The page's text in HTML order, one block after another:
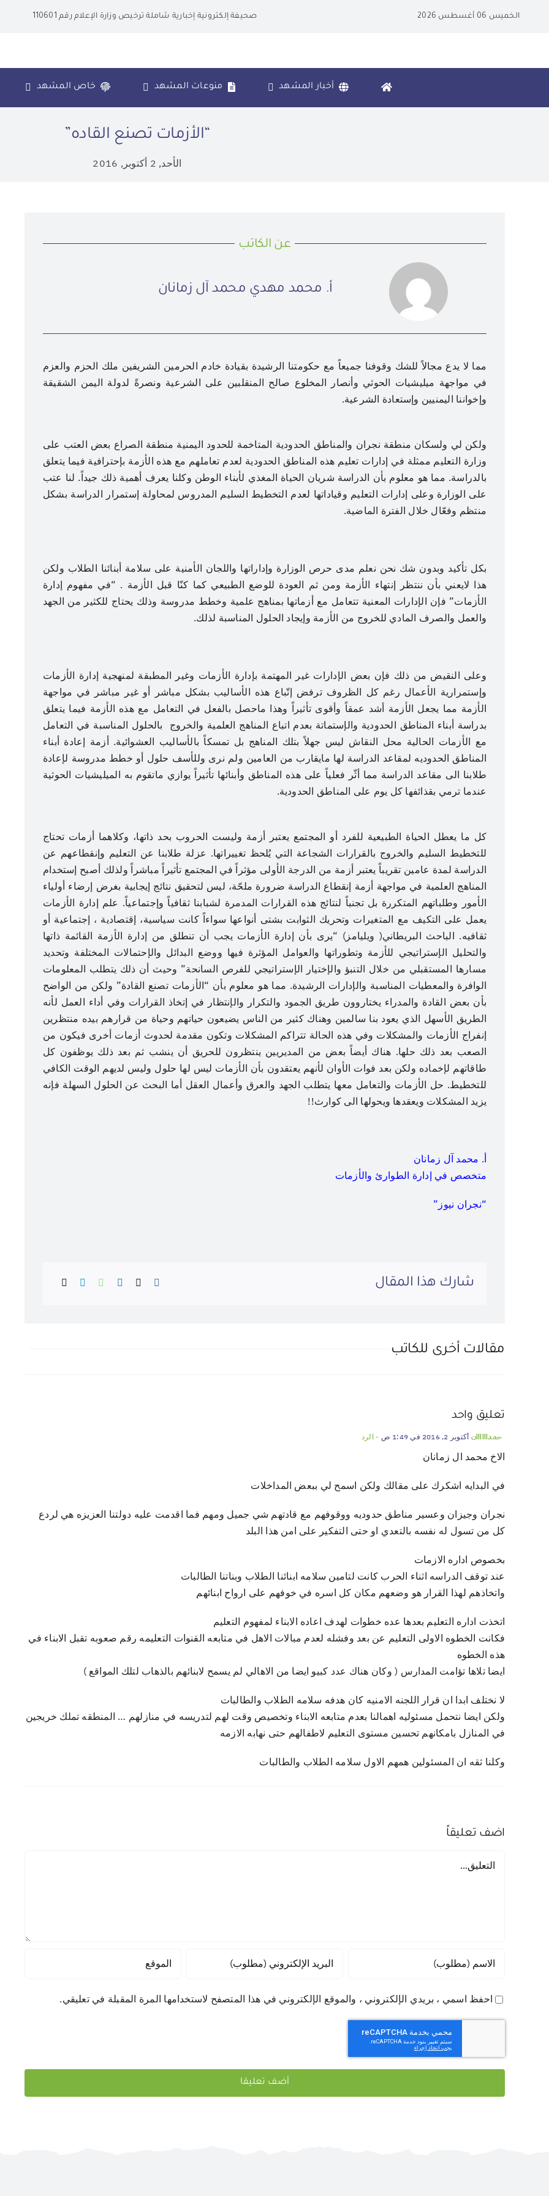
الخميس 06 أغسطس 2026 صحيفة إلكترونية إخبارية شاملة ترخيص وزارة الإعلام رقم 110601
أخبار المشهد منوعات المشهد خاص المشهد
“الأزمات تصنع القاده”
الأحد, 2 أكتوبر, 2016
عن الكاتب
أ. محمد مهدي محمد آل زمانان
مما لا يدع مجالاً للشك وقوفنا جميعاً مع حكومتنا الرشيدة بقيادة خادم الحرمين الشريفين ملك الحزم والعزم
في مواجهة ميليشيات الحوثي وأنصار المخلوع صالح المنقلبين على الشرعية ونصرةً لدولة اليمن الشقيقة
وإخواننا اليمنيين وإستعادة الشرعية.
ولكن لي ولسكان منطقة نجران والمناطق الحدودية المتاخمة للحدود اليمنية منطقة الصراع بعض العتب على
وزارة التعليم ممثلة في إدارات تعليم هذه المناطق الحدودية لعدم تعاملهم مع هذه الأزمة بإحترافية فيما يتعلق
بالدراسة. مما هو معلوم بأن الدراسة شريان الحياة المغذي لأبناء الوطن وكلنا يعرف أهمية ذلك جيداً. لنا عتب
على الوزارة وعلى إدارات التعليم وقياداتها لعدم التخطيط السليم المدروس لمحاولة إستمرار الدراسة بشكل
منتظم وفعّال خلال الفترة الماضية.
بكل تأكيد وبدون شك نحن نعلم مدى حرص الوزارة وإداراتها واللجان الأمنية على سلامة أبنائنا الطلاب ولكن
هذا لايعني بأن ننتظر إنتهاء الأزمة ومن ثم العودة للوضع الطبيعي كما كنّا قبل الأزمة . “في مفهوم إدارة
الأزمات” فإن الإدارات المعنية تتعامل مع أزماتها بمناهج علمية وخطط مدروسة وذلك يحتاج للكثير من الجهد
والعمل والصرف المادي للخروج من الأزمة وإيجاد الحلول المناسبة لذلك.
وعلى النقيض من ذلك فإن بعض الإدارات غير المهتمة بإدارة الأزمات وغير المطبقة لمنهجية إدارة الأزمات
وإستمرارية الأعمال رغم كل الظروف ترفض إتّباع هذه الأساليب بشكل مباشر أو غير مباشر في مواجهة
الأزمة مما يجعل الأزمة أشد عمقاً وأقوى تأثيراً وهذا ماحصل بالفعل في التعامل مع هذه الأزمة فيما يتعلق
بدراسة أبناء المناطق الحدودية والإستماتة بعدم اتباع المناهج العلمية والخروج بالحلول المناسبة في التعامل
مع الأزمات الحالية محل النقاش ليس جهلاً بتلك المناهج بل تمسكاً بالأساليب العشوائية. أزمة إعادة أبناء
المناطق الحدوديه لمقاعد الدراسة لها مايقارب من العامين ولم نرى وللأسف حلول أو خطط مدروسة لإعادة
طلابنا الى مقاعد الدراسة مما أثّر فعلياً على هذه المناطق وأبنائها تأثيراً يوازي ماتقوم به الميليشيات الحوثية
عندما ترمي بقذائفها كل يوم على المناطق الحدودية.
كل ما يعطل الحياة الطبيعية للفرد أو المجتمع يعتبر أزمة وليست الحروب بحد ذاتها، وكلاهما أزمات تحتاج
للتخطيط السليم والخروج بالقرارات الشجاعة التي يُلحظ تغييراتها. عزلة طلابنا عن التعليم وإنقطاعهم عن
الدراسة لمدة عامين تقريباً يعتبر أزمة من الدرجة الأولى مؤثراً في المجتمع تأثيراً مباشراً ولذلك أصبح إستخدام
المناهج العلمية في مواجهة أزمة إنقطاع الدراسة ضرورة ملحّة، ليس لتحقيق نتائج إيجابية بغرض إرضاء أولياء
الأمور وطلباتهم المتكررة بل تجنباً لنتائج هذه القرارات المدمرة لشبابنا ثقافياً وإجتماعياً. علم إدارة الأزمات
يعمل على التكيف مع المتغيرات وتحريك الثوابت بشتى أنواعها سواءاً كانت سياسية، إقتصادية ، إجتماعية أو
ثقافيه. الباحث البريطاني( ويليامز) “يرى بأن إدارة الأزمات يجب أن تنطلق من إدارة الأزمة القائمة ذاتها
والتحليل الإستراتيجي للأزمة وتطوراتها والعوامل المؤثرة فيها ووضع البدائل والإحتمالات المختلفة وتحديد
مسارها المستقبلي من خلال التنبؤ والإختيار الإستراتيجي للفرص السانحة” وحيث أن ذلك يتطلب المعلومات
الوافرة والمعطيات المناسبة والإدارات الرشيدة. مما هو معلوم بأن “الأزمات تصنع القادة” ولكن من الواضح
بأن بعض القادة والمدراء يختاروون طريق الجمود والتكرار والإنتظار في إتخاذ القرارات وفي أداء العمل لأنه
الطريق الأسهل الذي يعود بنا سالمين وهناك كثير من الناس يضيعون حياتهم وحياة من قرارهم بيده منتظرين
إنفراج الأزمات والمشكلات وفي هذه الحالة تتراكم المشكلات وتكون مقدمة لحدوث أزمات أخرى فيكون من
الصعب بعد ذلك حلها. هناك أيضاً بعض من المديريين ينتظرون للحريق أن ينشب ثم بعد ذلك يوظفون كل
طاقاتهم لإخماده ولكن بعد فوات الأوان لأنهم يعتقدون بأن الأزمات ليس لها حلول وليس لديهم الوقت الكافي
للتخطيط. حل الأزمات والتعامل معها يتطلب الجهد والعرق وأعمال العقل أما البحث عن الحلول السهلة فإنه
يزيد المشكلات ويعقدها ويحولها الى كوارث!!
أ. محمد آل زمانان
متخصص في إدارة الطوارئ والأزمات
“نجران نيوز”
شارك هذا المقال
عدسة: هادي آل دويس
مقالات أخرى للكاتب
تعليق واحد
حمداااااان أكتوبر 2, 2016 في 1:49 ص - الرد
الاخ محمد ال زمانان
في البدايه اشكرك على مقالك ولكن اسمح لي ببعض المداخلات
نجران وجيزان وعسير مناطق حدوديه ووقوفهم مع قادتهم شي جميل ومهم فما اقدمت عليه دولتنا العزيزه هي لردع
كل من تسول له نفسه بالتعدي او حتى التفكير على امن هذا البلد
بخصوص اداره الازمات
عند توقف الدراسه اثناء الحرب كانت لتامين سلامه ابنائنا الطلاب وبناتنا الطالبات
واتخاذهم لهذا القرار هو وضعهم مكان كل اسره في خوفهم على ارواح ابنائهم
اتخذت اداره التعليم بعدها عده خطوات لهدف اعاده الابناء لمفهوم التعليم
فكانت الخطوه الاولى التعليم عن بعد وفشله لعدم مبالات الاهل في متابعه القنوات التعليمه رقم صعوبه تقبل الابناء في
هذه الخطوه
ايضا تلاها تؤامت المدارس ( وكان هناك عدد كبيو ايضا من الاهالي لم يسمح لابنائهم بالذهاب لتلك المواقع )
لا نختلف ابدا ان قرار اللجنه الامنيه كان هدفه سلامه الطلاب والطالبات
ولكن ايضا نتحمل مسئوليه اهمالنا بعدم متابعه الابناء وتخصيص وقت لهم لتدريسه في منازلهم … المنطقه تملك خريجين
في المنازل بامكانهم تحسين مستوى التعليم لاطفالهم حتى نهابه الازمه
وكلنا ثقه ان المسئولين همهم الاول سلامه الطلاب والطالبات
اضف تعليقاً
تعليق
احفظ اسمي ، بريدي الإلكتروني ، والموقع الإلكتروني في هذا المتصفح لاستخدامها المرة المقبلة في تعليقي.